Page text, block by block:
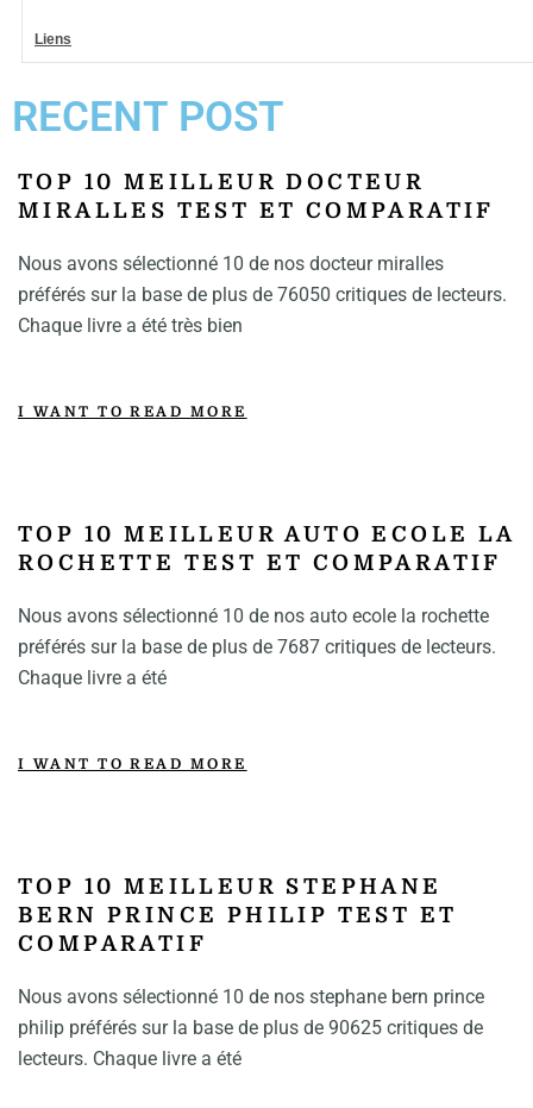
Liens
RECENT POST
TOP 10 MEILLEUR DOCTEUR
MIRALLES TEST ET COMPARATIF
Nous avons sélectionné 10 de nos docteur miralles
préférés sur la base de plus de 76050 critiques de lecteurs.
Chaque livre a été très bien
I WANT TO READ MORE
TOP 10 MEILLEUR AUTO ECOLE LA
ROCHETTE TEST ET COMPARATIF
Nous avons sélectionné 10 de nos auto ecole la rochette
préférés sur la base de plus de 7687 critiques de lecteurs.
Chaque livre a été
I WANT TO READ MORE
TOP 10 MEILLEUR STEPHANE
BERN PRINCE PHILIP TEST ET
COMPARATIF
Nous avons sélectionné 10 de nos stephane bern prince
philip préférés sur la base de plus de 90625 critiques de
lecteurs. Chaque livre a été